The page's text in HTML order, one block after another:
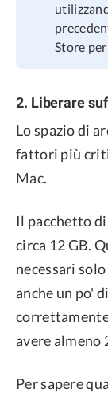
Store
2. Liberare
Lo spazio di
fattori più
Mac.
Il pacchetto
circa 12 GB.
necessari
anche un po'
avere almeno
Per sapere